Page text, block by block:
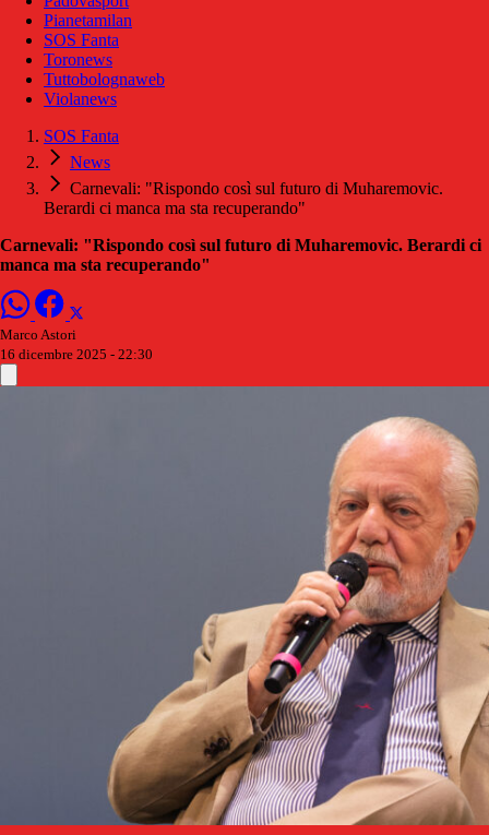
Pianetamilan
SOS Fanta
Toronews
Tuttobolognaweb
Violanews
SOS Fanta
News
Carnevali: "Rispondo così sul futuro di Muharemovic.
Berardi ci manca ma sta recuperando"
Carnevali: "Rispondo così sul futuro di Muharemovic. Berardi ci
manca ma sta recuperando"
Marco Astori
16 dicembre 2025 - 22:30